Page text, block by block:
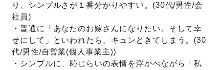
り、シンプルさが１番分かりやすい。(30代/男性/会
社員)
・普通に「あなたのお嫁さんになりたい。そして幸
せにして」といわれたら、キュンときてしまう。(30
代/男性/自営業(個人事業主))
・シンプルに、恥じらいの表情を浮かべながら「私